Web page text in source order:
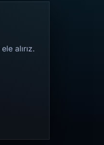
alırız.